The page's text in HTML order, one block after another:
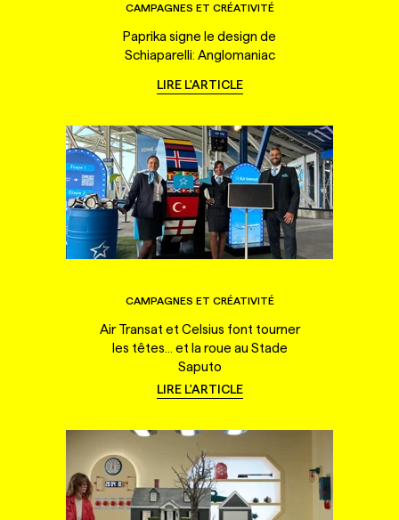
CAMPAGNES ET CRÉATIVITÉ
Paprika signe le design de
Schiaparelli: Anglomaniac
LIRE L'ARTICLE
CAMPAGNES ET CRÉATIVITÉ
Air Transat et Celsius font tourner
les têtes... et la roue au Stade
Saputo
LIRE L'ARTICLE